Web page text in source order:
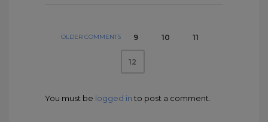
OLDER COMMENTS 9 10 11
12
You must be logged in to post a comment.